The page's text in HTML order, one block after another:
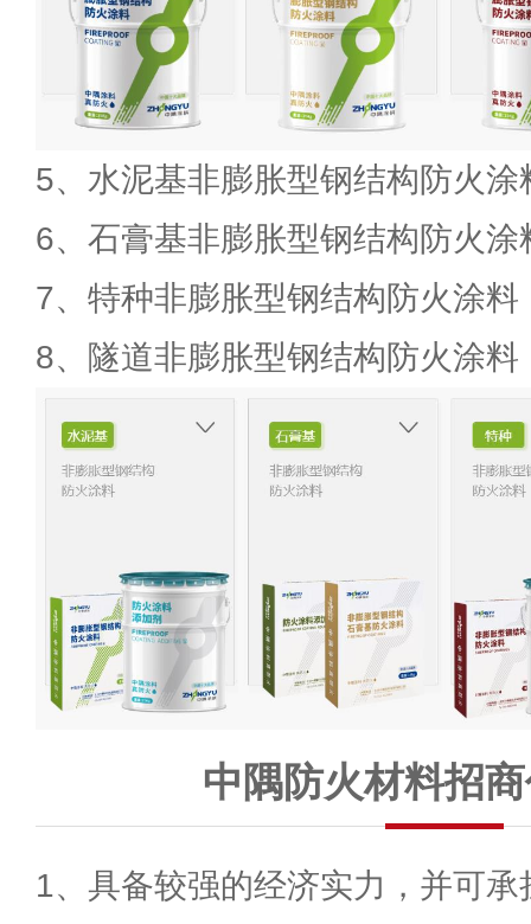
5、水泥基非膨胀型钢结构防火涂
6、石膏基非膨胀型钢结构防火涂
7、特种非膨胀型钢结构防火涂料
8、隧道非膨胀型钢结构防火涂料
中隅防火材料招
1、具备较强的经济实力，并可